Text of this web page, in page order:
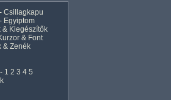
Csillagkapu
Egyiptom
& Kiegészítők
& Font
& Zenék
- 1 2 3 4 5